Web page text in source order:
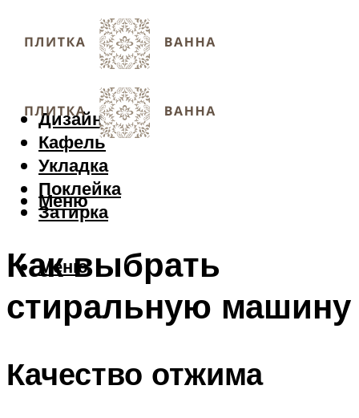
Дизайн
Кафель
Укладка
Поклейка
Затирка
Меню
Меню
Как выбрать
стиральную машину
Качество отжима